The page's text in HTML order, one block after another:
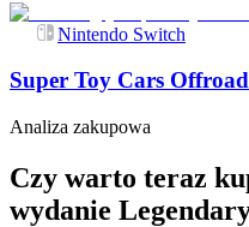
Nintendo Switch
Super Toy Cars Offroad
Analiza zakupowa
Czy warto teraz
wydanie